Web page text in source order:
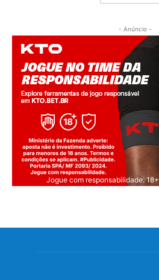
- Anúncio -
Jogue com responsabilidade. 18+